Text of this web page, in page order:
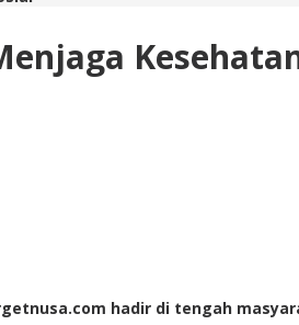
hadir di tengah